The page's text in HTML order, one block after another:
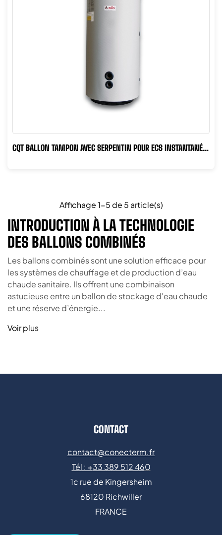
CQT BALLON TAMPON AVEC SERPENTIN POUR ECS INSTANTANÉ +
Affichage 1-5 de 5 article(s)
INTRODUCTION À LA TECHNOLOGIE
DES BALLONS COMBINÉS
Les ballons combinés sont une solution efficace pour
les systèmes de chauffage et de production d’eau
chaude sanitaire. Ils offrent une combinaison
astucieuse entre un ballon de stockage d'eau chaude
et une réserve d’énergie...
Voir plus
CONTACT
contact@conecterm.fr
Tél : +33 389 512 460
1c rue de Kingersheim
68120 Richwiller
FRANCE